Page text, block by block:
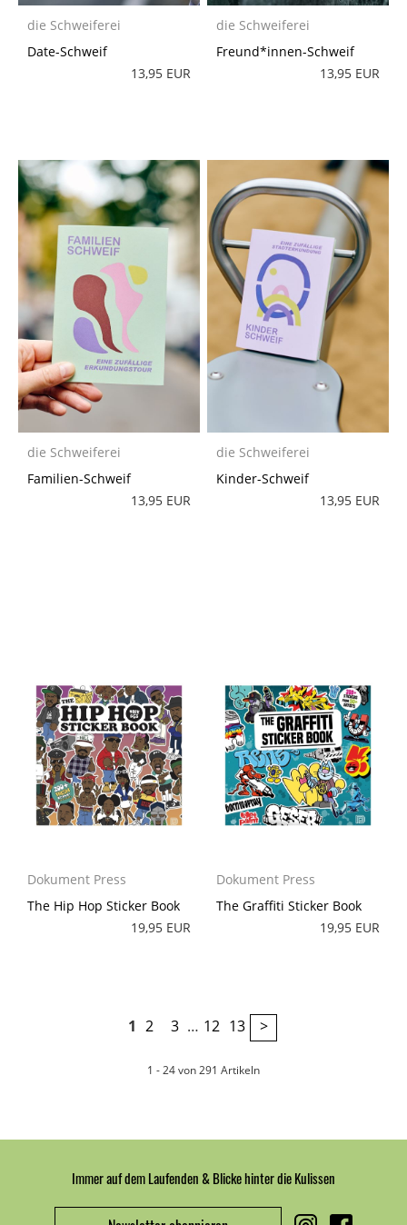
die Schweiferei
Date-Schweif
13,95 EUR
die Schweiferei
Freund*innen-Schweif
13,95 EUR
die Schweiferei
Familien-Schweif
13,95 EUR
die Schweiferei
Kinder-Schweif
13,95 EUR
Dokument Press
The Hip Hop Sticker Book
19,95 EUR
Dokument Press
The Graffiti Sticker Book
19,95 EUR
1 2 3 … 12 13 >
1 - 24 von 291 Artikeln
Immer auf dem Laufenden & Blicke hinter die Kulissen